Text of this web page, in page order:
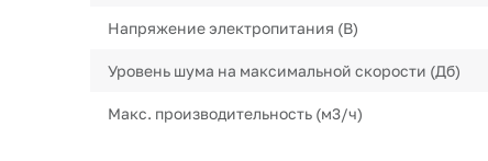
Напряжение электропитания (В)
Уровень шума на максимальной скорости (Дб)
Макс. производительность (м3/ч)